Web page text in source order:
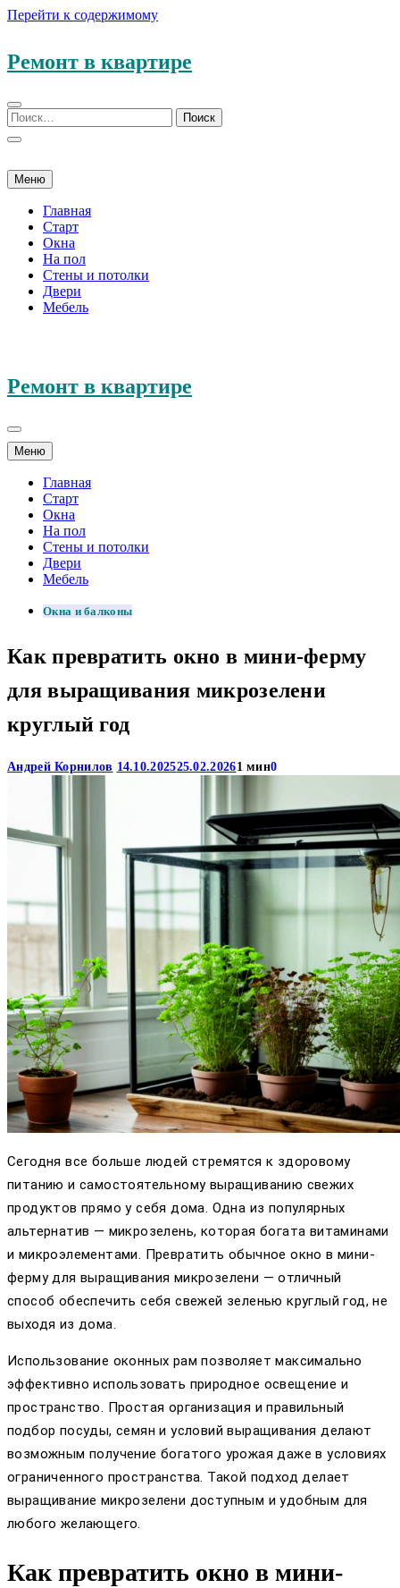
Перейти к содержимому
Ремонт в квартире
Меню
Главная
Старт
Окна
На пол
Стены и потолки
Двери
Мебель
Ремонт в квартире
Меню
Главная
Старт
Окна
На пол
Стены и потолки
Двери
Мебель
Окна и балконы
Как превратить окно в мини-ферму
для выращивания микрозелени
круглый год
Андрей Корнилов 14.10.202525.02.20261 мин0
Сегодня все больше людей стремятся к здоровому
питанию и самостоятельному выращиванию свежих
продуктов прямо у себя дома. Одна из популярных
альтернатив — микрозелень, которая богата витаминами
и микроэлементами. Превратить обычное окно в мини-
ферму для выращивания микрозелени — отличный
способ обеспечить себя свежей зеленью круглый год, не
выходя из дома.
Использование оконных рам позволяет максимально
эффективно использовать природное освещение и
пространство. Простая организация и правильный
подбор посуды, семян и условий выращивания делают
возможным получение богатого урожая даже в условиях
ограниченного пространства. Такой подход делает
выращивание микрозелени доступным и удобным для
любого желающего.
Как превратить окно в мини-